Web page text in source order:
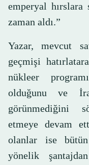
emperyal
zaman aldı.”
Yazar, mevcut
geçmişi
nükleer
olduğunu ve
görünmediğini
etmeye devam
olanlar ise
yönelik